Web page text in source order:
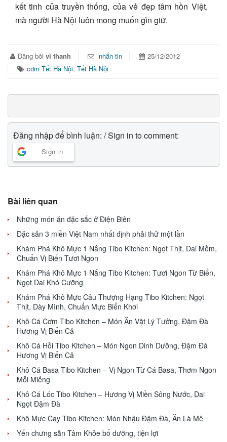
kết tinh của truyền thống, của vẻ đẹp tâm hồn Việt,
mà người Hà Nội luôn mong muốn gìn giữ.
Đăng bởi vĩ thanh nhắn tin
25/12/2012
cơm Tết Hà Nội, Tết Hà Nội
Đăng nhập để bình luận: / Sign in to comment:
Sign in
Bài liên quan
Những món ăn đặc sắc ở Điện Biên
Đặc sản 3 miền Việt Nam nhất định phải thử một lần
Khám Phá Khô Mực 1 Nắng Tibo Kitchen: Ngọt Thịt, Dai Mềm,
Chuẩn Vị Biển Tươi Ngon
Khám Phá Khô Mực 1 Nắng Tibo Kitchen: Tươi Ngon Từ Biển,
Ngọt Dai Khó Cưỡng
Khám Phá Khô Mực Câu Thượng Hạng Tibo Kitchen: Ngọt
Thịt, Dày Mình, Chuẩn Mực Biển Khơi
Khô Cá Cơm Tibo Kitchen – Món Ăn Vặt Lý Tưởng, Đậm Đà
Hương Vị Biển Cả
Khô Cá Hồi Tibo Kitchen – Món Ngon Dinh Dưỡng, Đậm Đà
Hương Vị Biển Cả
Khô Cá Basa Tibo Kitchen – Vị Ngon Từ Cá Basa, Thơm Ngon
Mỗi Miếng
Khô Cá Lóc Tibo Kitchen – Hương Vị Miền Sông Nước, Dai
Ngọt Đậm Đà
Khô Mực Cay Tibo Kitchen: Món Nhậu Đậm Đà, Ăn Là Mê
Yến chưng sẵn Tâm Khỏe bổ dưỡng, tiện lợi